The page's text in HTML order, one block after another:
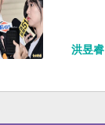
洪昱睿